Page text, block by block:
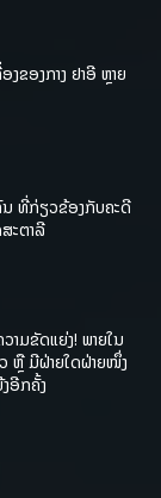
ຂອງກາງ ຢາອີ ຫຼາຍ
ທີ່ກ່ຽວຂ້ອງກັບຄະດີ
ະຕາລີ
າມຂັດແຍ່ງ! ພາຍໃນ
ຫຼື ມີຝ່າຍໃດຝ່າຍໜຶ່ງ
ອີກຄັ້ງ